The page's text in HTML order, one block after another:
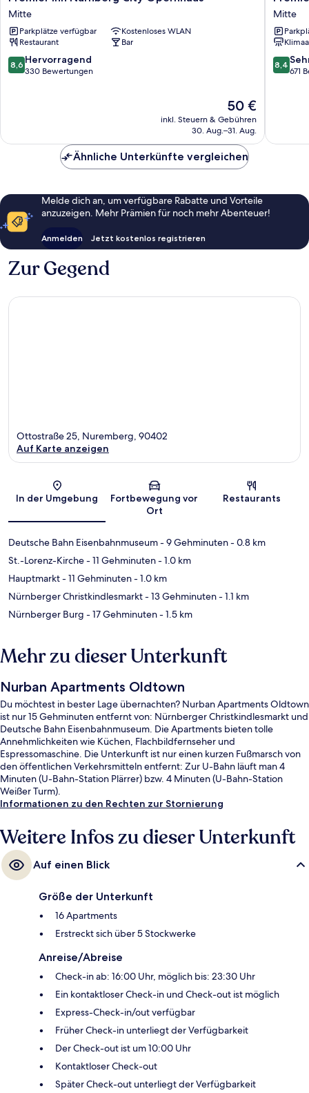
Inn
Nürnberg
City
Opernhaus
Mitte
Mitte
Parkplätze verfügbar
Kostenloses WLAN
Restaurant
Bar
8.6
von
8,6 Hervorragend
330 Bewertungen
Der
Preis
beträgt
50 €
inkl. Steuern & Gebühren
30. Aug.–31. Aug.
Inn
City
Centre
Mitte
Mitte
8.4
von
8,4
671
Ähnliche Unterkünfte vergleichen
Melde dich an, um verfügbare Rabatte und Vorteile
anzuzeigen. Mehr Prämien für noch mehr Abenteuer!
Anmelden Jetzt kostenlos registrieren
Zur Gegend
Karte
Ottostraße 25, Nuremberg, 90402
Auf Karte anzeigen
In der Umgebung
Fortbewegung vor
Ort
Restaurants
Deutsche Bahn Eisenbahnmuseum- 9 Gehminuten- 0.8 km
St.-Lorenz-Kirche- 11 Gehminuten- 1.0 km
Hauptmarkt- 11 Gehminuten- 1.0 km
Nürnberger Christkindlesmarkt- 13 Gehminuten- 1.1 km
Nürnberger Burg - 17 Gehminuten- 1.5 km
Mehr zu dieser Unterkunft
Nurban Apartments Oldtown
Du möchtest in bester Lage übernachten? Nurban Apartments Oldtown
ist nur 15 Gehminuten entfernt von: Nürnberger Christkindlesmarkt und
Deutsche Bahn Eisenbahnmuseum. Die Apartments bieten tolle
Annehmlichkeiten wie Küchen, Flachbildfernseher und
Espressomaschine. Die Unterkunft ist nur einen kurzen Fußmarsch von
den öffentlichen Verkehrsmitteln entfernt: Zur U-Bahn läuft man 4
Minuten (U-Bahn-Station Plärrer) bzw. 4 Minuten (U-Bahn-Station
Weißer Turm).
Informationen zu den Rechten zur Stornierung
Weitere Infos zu dieser Unterkunft
Auf einen Blick
Größe der Unterkunft
16 Apartments
Erstreckt sich über 5 Stockwerke
Anreise/Abreise
Check-in ab: 16:00 Uhr, möglich bis: 23:30 Uhr
Ein kontaktloser Check-in und Check-out ist möglich
Express-Check-in/out verfügbar
Früher Check-in unterliegt der Verfügbarkeit
Der Check-out ist um 10:00 Uhr
Kontaktloser Check-out
Später Check-out unterliegt der Verfügbarkeit